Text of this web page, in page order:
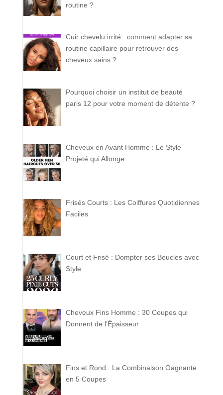
routine ?
Cuir chevelu irrité : comment adapter sa
routine capillaire pour retrouver des
cheveux sains ?
Pourquoi choisir un institut de beauté
paris 12 pour votre moment de détente ?
Cheveux en Avant Homme : Le Style
Projeté qui Allonge
Frisés Courts : Les Coiffures Quotidiennes
Faciles
Court et Frisé : Dompter ses Boucles avec
Style
Cheveux Fins Homme : 30 Coupes qui
Donnent de l’Épaisseur
Fins et Rond : La Combinaison Gagnante
en 5 Coupes